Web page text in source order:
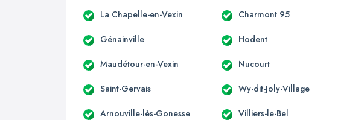
La Chapelle-en-Vexin Charmont 95
Génainville Hodent
Maudétour-en-Vexin Nucourt
Saint-Gervais Wy-dit-Joly-Village
Arnouville-lès-Gonesse Villiers-le-Bel